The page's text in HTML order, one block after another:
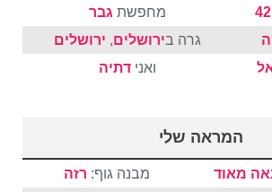
42 מחפשת גבר
גרה בירושלים, ירושלים
ואני דתיה
המראה שלי
מאוד מבנה גוף: רזה